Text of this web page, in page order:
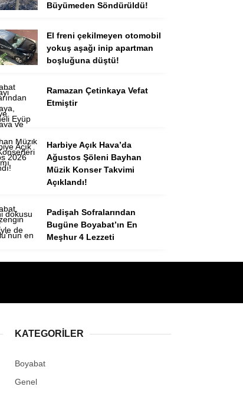
Büyümeden Söndürüldü!
El freni çekilmeyen otomobil
yokuş aşağı inip apartman
boşluğuna düştü!
Ramazan Çetinkaya Vefat
Etmiştir
Harbiye Açık Hava’da
Ağustos Şöleni Bayhan
Müzik Konser Takvimi
Açıklandı!
Padişah Sofralarından
Bugüne Boyabat’ın En
Meşhur 4 Lezzeti
KATEGORILER
Boyabat
Genel